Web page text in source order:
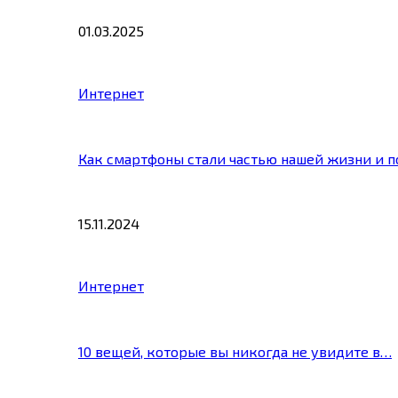
01.03.2025
Интернет
Как смартфоны стали частью нашей жизни и
15.11.2024
Интернет
10 вещей, которые вы никогда не увидите в…